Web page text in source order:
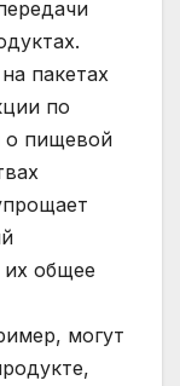
пакетах
по
о пищевой
их общее
могут